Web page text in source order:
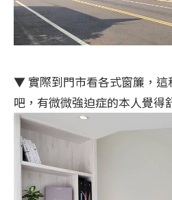
▼實際到門市看各式窗簾，
吧，有微微強迫症的本人覺得